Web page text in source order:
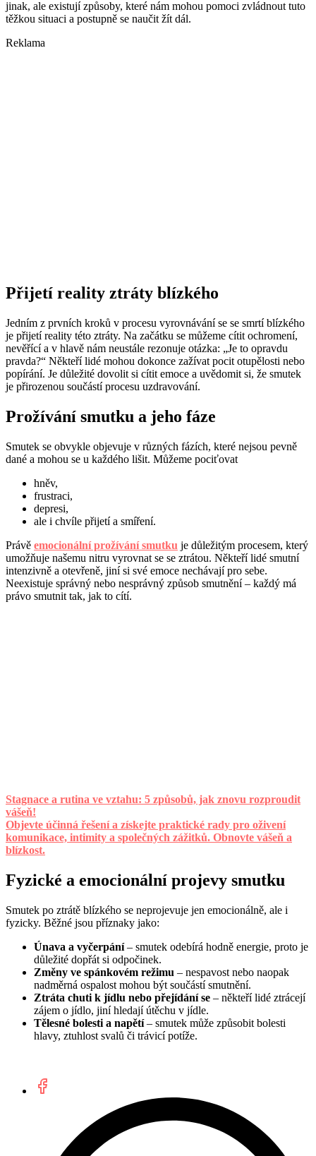
jinak, ale existují způsoby, které nám mohou pomoci zvládnout tuto
těžkou situaci a postupně se naučit žít dál.
Reklama
Přijetí reality ztráty blízkého
Jedním z prvních kroků v procesu vyrovnávání se se smrtí blízkého
je přijetí reality této ztráty. Na začátku se můžeme cítit ochromení,
nevěřící a v hlavě nám neustále rezonuje otázka: „Je to opravdu
pravda?“ Někteří lidé mohou dokonce zažívat pocit otupělosti nebo
popírání. Je důležité dovolit si cítit emoce a uvědomit si, že smutek
je přirozenou součástí procesu uzdravování.
Prožívání smutku a jeho fáze
Smutek se obvykle objevuje v různých fázích, které nejsou pevně
dané a mohou se u každého lišit. Můžeme pociťovat
hněv,
frustraci,
depresi,
ale i chvíle přijetí a smíření.
Právě emocionální prožívání smutku je důležitým procesem, který
umožňuje našemu nitru vyrovnat se se ztrátou. Někteří lidé smutní
intenzivně a otevřeně, jiní si své emoce nechávají pro sebe.
Neexistuje správný nebo nesprávný způsob smutnění – každý má
právo smutnit tak, jak to cítí.
Stagnace a rutina ve vztahu: 5 způsobů, jak znovu rozproudit
vášeň!
Objevte účinná řešení a získejte praktické rady pro oživení
komunikace, intimity a společných zážitků. Obnovte vášeň a
blízkost.
Fyzické a emocionální projevy smutku
Smutek po ztrátě blízkého se neprojevuje jen emocionálně, ale i
fyzicky. Běžné jsou příznaky jako:
Únava a vyčerpání– smutek odebírá hodně energie, proto je
důležité dopřát si odpočinek.
Změny ve spánkovém režimu – nespavost nebo naopak
nadměrná ospalost mohou být součástí smutnění.
Ztráta chuti k jídlu nebo přejídání se – někteří lidé ztrácejí
zájem o jídlo, jiní hledají útěchu v jídle.
Tělesné bolesti a napětí– smutek může způsobit bolesti
hlavy, ztuhlost svalů či trávicí potíže.